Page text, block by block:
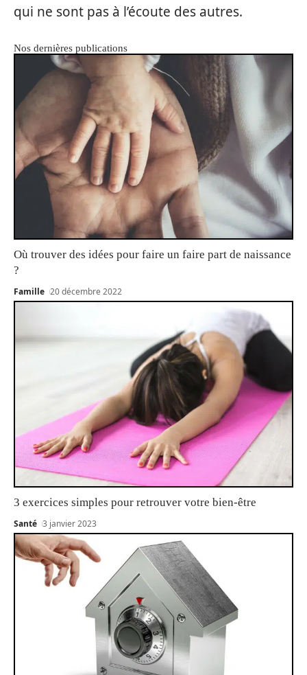
qui ne sont pas à l’écoute des autres.
Nos dernières publications
Où trouver des idées pour faire un faire part de naissance
?
Famille 20 décembre 2022
3 exercices simples pour retrouver votre bien-être
Santé 3 janvier 2023